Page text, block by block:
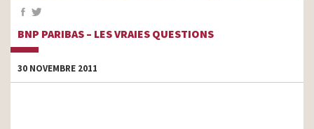
BNP PARIBAS – LES VRAIES QUESTIONS
30 NOVEMBRE 2011